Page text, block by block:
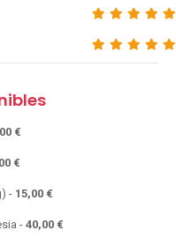
€
€
- 15,00 €
-40,00 €